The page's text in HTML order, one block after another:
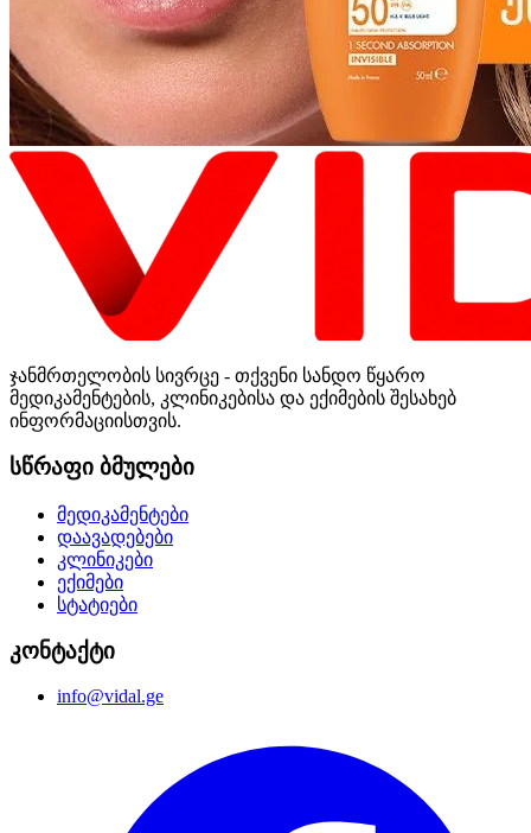
ჯანმრთელობის სივრცე - თქვენი სანდო წყარო
მედიკამენტების, კლინიკებისა და ექიმების შესახებ
ინფორმაციისთვის.
სწრაფი ბმულები
მედიკამენტები
დაავადებები
კლინიკები
ექიმები
სტატიები
კონტაქტი
info@vidal.ge